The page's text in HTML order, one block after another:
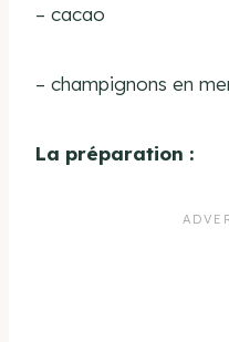
– cacao
– champignons en
La préparation :